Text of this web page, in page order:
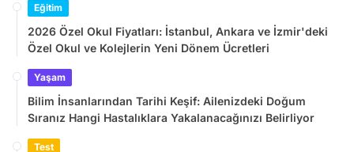
Eğitim
2026 Özel Okul Fiyatları: İstanbul, Ankara ve İzmir'deki
Özel Okul ve Kolejlerin Yeni Dönem Ücretleri
Yaşam
Bilim İnsanlarından Tarihi Keşif: Ailenizdeki Doğum
Sıranız Hangi Hastalıklara Yakalanacağınızı Belirliyor
Test